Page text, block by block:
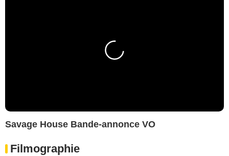
Savage House Bande-annonce VO
Filmographie